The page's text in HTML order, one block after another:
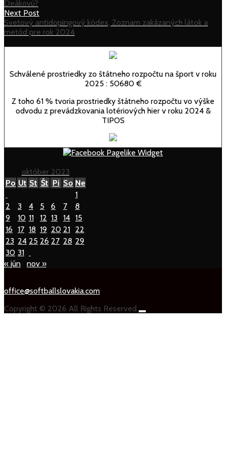
Ako
vyzerá
rok
v
Klaudiu
Mihálkovú
Eriku
Deákovú?
Deákovú?
Next
Post:
Svetový
zakázaných
látok
metód
Next Post
Svetový antidopingový kódex, Zoznam zakázaných látok a
metód pre rok 2024
Schválené prostriedky zo štátneho rozpočtu na šport v roku
2025 : 50680 €
Z toho 61 % tvoria prostriedky štátneho rozpočtu vo výške
odvodu z prevádzkovania lotériových hier v roku 2024 &
TIPOS
október 2023
Po Ut St Št Pi So Ne
1
2
3 4 5 6 7
8
9
10 11 12 13 14 15
16 17 18 19 20 21 22
23 24 25 26 27 28 29
30 31
« jún
nov »
office@softballslovakia.com
Copyright © 2026 All Rights Reserved